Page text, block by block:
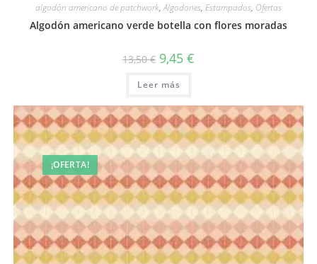
algodón americano de patchwork,Algodones, Estampados, Ofertas
Algodón americano verde botella con flores moradas
13,50€ El
precio
original
era:
13,50 €.
9,45 €
Leer más
¡OFERTA!